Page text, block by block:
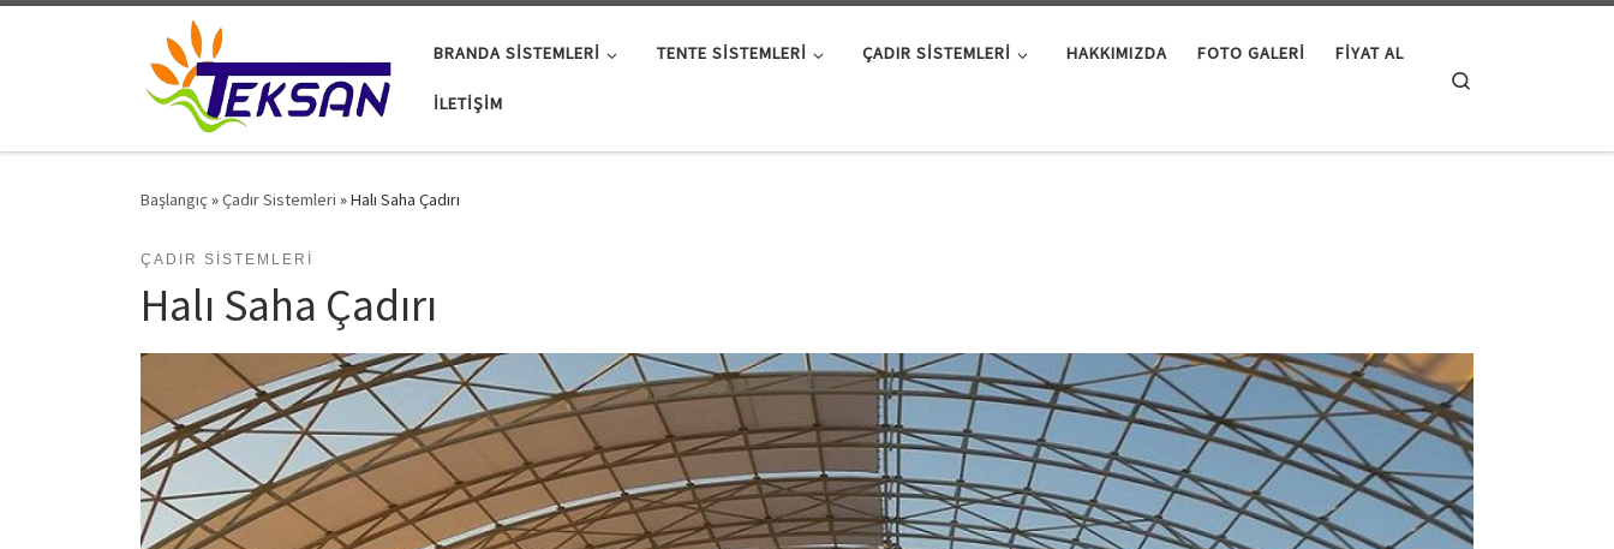
BRANDA SISTEMLERI TENTE SISTEMLERI ÇADIR SISTEMLERI HAKKIMIZDA FOTO GALERI FIYAT AL
İLETIŞIM
Başlangıç »Çadır Sistemleri »Halı Saha Çadırı
ÇADIR SISTEMLERI
Halı Saha Çadırı